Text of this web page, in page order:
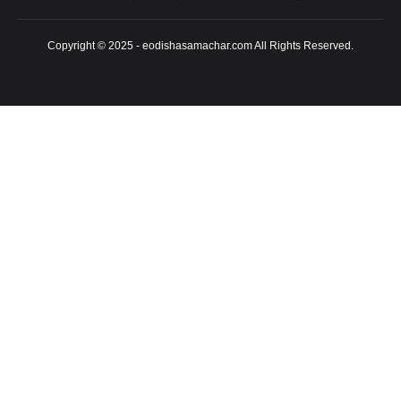
Copyright © 2025 - eodishasamachar.com All Rights Reserved.